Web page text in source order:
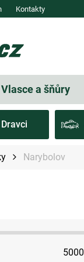
Kontakty
Vlasce a šňůry
Dravci
Narybolov
5000